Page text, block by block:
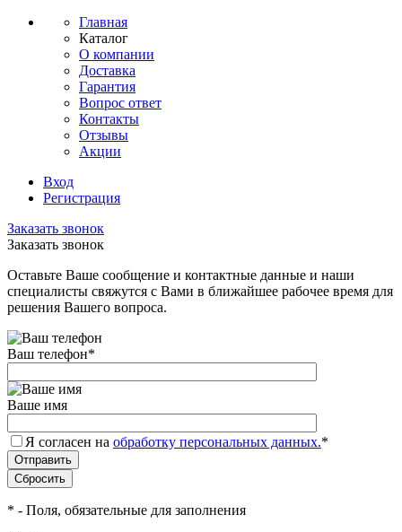
Главная
Каталог
О компании
Доставка
Гарантия
Вопрос ответ
Контакты
Отзывы
Акции
Вход
Регистрация
Заказать звонок
Заказать звонок
Оставьте Ваше сообщение и контактные данные и наши
специалисты свяжутся с Вами в ближайшее рабочее время для
решения Вашего вопроса.
Ваш телефон*
Ваше имя
Я согласен на обработку персональных данных.*
* - Поля, обязательные для заполнения